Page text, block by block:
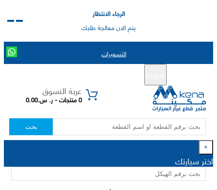
الرجاء الانتظار
يتم الان معالجة طلبك
التسعيرات
عربة التسوق
0 منتجات - ر. س.0.00
بحث
×
اختر سيارتك